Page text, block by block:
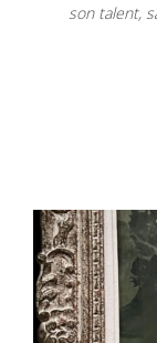
son talent,